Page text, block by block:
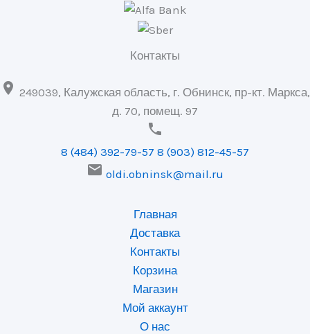
Контакты
 249039, Калужская область, г. Обнинск, пр-кт. Маркса,
д. 70, помещ. 97

8 (484) 392-79-57 8 (903) 812-45-57
 oldi.obninsk@mail.ru
Главная
Доставка
Контакты
Корзина
Магазин
Мой аккаунт
О нас